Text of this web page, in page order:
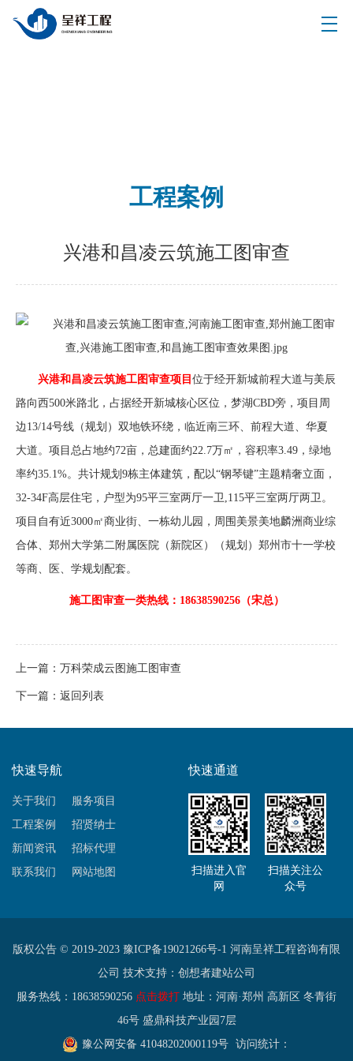
工程案例
兴港和昌凌云筑施工图审查
兴港和昌凌云筑施工图审查项目 位于经开新城前程大道与美辰
路向西500米路北，占据经开新城核心区位，梦湖CBD旁，项目周
边13/14号线（规划）双地铁环绕，临近南三环、前程大道、华夏
大道。项目总占地约72亩，总建面约22.7万㎡，容积率3.49，绿地
率约35.1%。共计规划9栋主体建筑，配以“钢琴键”主题精奢立面，
32-34F高层住宅，户型为95平三室两厅一卫,115平三室两厅两卫。
项目自有近3000㎡商业街、一栋幼儿园，周围美景美地麟洲商业综
合体、郑州大学第二附属医院（新院区）（规划）郑州市十一学校
等商、医、学规划配套。
施工图审查一类热线：18638590256（宋总）
上一篇： 万科荣成云图施工图审查
下一篇： 返回列表
快速导航
关于我们
服务项目
工程案例
招贤纳士
新闻资讯
招标代理
联系我们
网站地图
快速通道
扫描进入官
网
扫描关注公
众号
版权公告 © 2019-2023 豫ICP备19021266号-1 河南呈祥工程咨询有限
公司 技术支持： 创想者建站公司
服务热线：18638590256 点击拨打 地址：河南·郑州 高新区 冬青街
46号 盛鼎科技产业园7层
豫公网安备 41048202000119号 访问统计：